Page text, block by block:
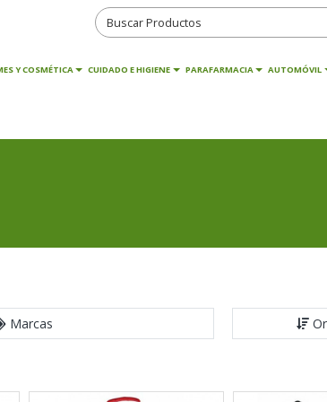
Y COSMÉTICA CUIDADO E HIGIENE PARAFARMACIA AUTOMÓVIL
Marcas